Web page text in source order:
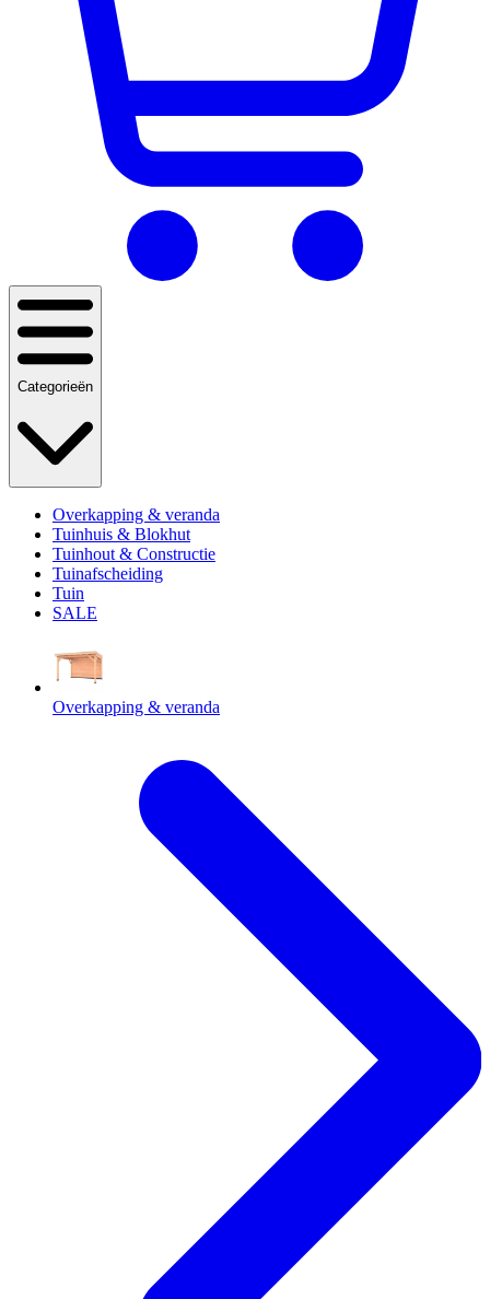
Categorieën
Overkapping & veranda
Tuinhuis & Blokhut
Tuinhout & Constructie
Tuinafscheiding
Tuin
SALE
Overkapping & veranda